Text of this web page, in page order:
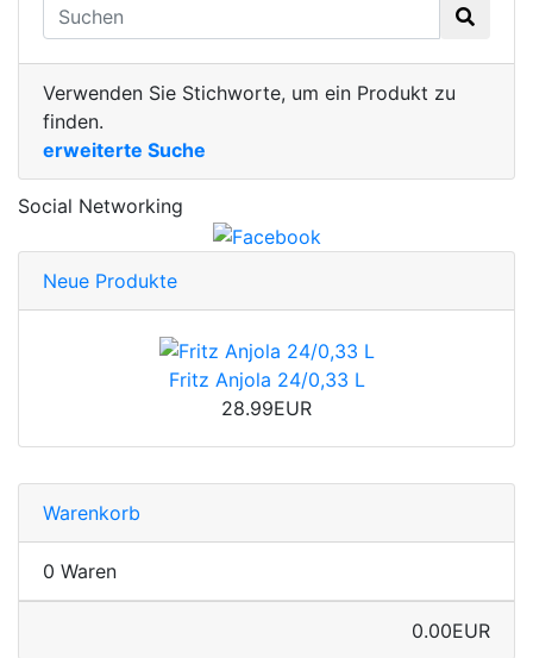
Verwenden Sie Stichworte, um ein Produkt zu
finden.
erweiterte Suche
Social Networking
Neue Produkte
Fritz Anjola 24/0,33 L
28.99EUR
Warenkorb
0 Waren
0.00EUR